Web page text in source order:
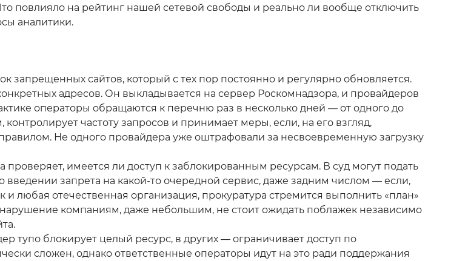
повлияло на рейтинг нашей сетевой свободы и реально ли вообще отключить
аналитики.
запрещенных сайтов, который с тех пор постоянно и регулярно обновляется.
адресов. Он выкладывается на сервер Роскомнадзора, и провайдеров
операторы обращаются к перечню раз в несколько дней — от одного до
частоту запросов и принимает меры, если, на его взгляд,
Не одного провайдера уже оштрафовали за несвоевременную загрузку
имеется ли доступ к заблокированным ресурсам. В суд могут подать
введении запрета на какой-то очередной сервис, даже задним числом — если,
любая отечественная организация, прокуратура стремится выполнить «план»
компаниям, даже небольшим, не стоит ожидать поблажек независимо
тупо блокирует целый ресурс, в других — ограничивает доступ по
сложен, однако ответственные операторы идут на это ради поддержания